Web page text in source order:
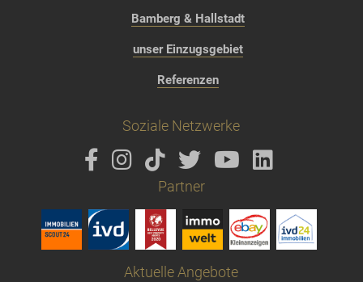
Bamberg & Hallstadt
unser Einzugsgebiet
Referenzen
Soziale Netzwerke
Partner
Aktuelle Angebote